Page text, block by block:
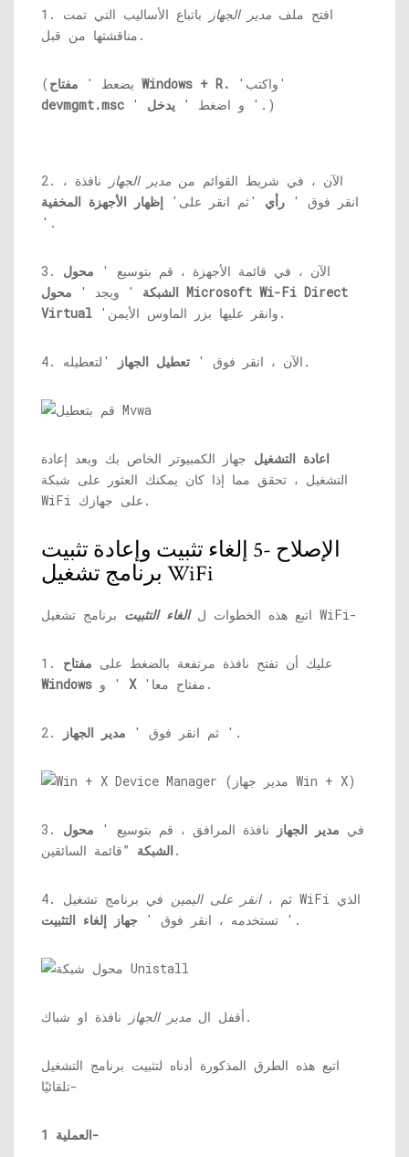
1. افتح ملف مدير الجهاز
باتباع الأساليب التي تمت
مناقشتها من قبل.
(يضعط ' مفتاح Windows + R.
'واكتب'
devmgmt.msc
' و اضغط ' يدخل '.)
2. الآن ، في شريط القوائم من مدير الجهاز
نافذة ،
انقر فوق ' رأي 'ثم انقر على' إظهار الأجهزة المخفية
'.
3. الآن ، في قائمة الأجهزة ، قم بتوسيع ' محول
الشبكة ' ويجد ' محول Microsoft Wi-Fi Direct
Virtual
'وانقر عليها بزر الماوس الأيمن.
4. الآن ، انقر فوق ' تعطيل الجهاز 'لتعطيله.
اعادة التشغيل جهاز الكمبيوتر الخاص بك وبعد إعادة
التشغيل ، تحقق مما إذا كان يمكنك العثور على شبكة
WiFi على جهازك.
الإصلاح -5 إلغاء تثبيت وإعادة تثبيت
برنامج تشغيل WiFi
اتبع هذه الخطوات لالغاء التثبيت برنامج تشغيل WiFi-
1. عليك أن تفتح نافذة مرتفعة بالضغط على مفتاح
Windows
و ' X 'مفتاح معا.
2. ثم انقر فوق ' مدير الجهاز '.
3. في مدير الجهاز نافذة المرافق ، قم بتوسيع ' محول
الشبكة ”قائمة السائقين.
4. ثم ،انقر على اليمين في برنامج تشغيل WiFi الذي
تستخدمه ، انقر فوق ' جهاز إلغاء التثبيت '.
أقفل ال مدير الجهاز نافذة او شباك.
اتبع هذه الطرق المذكورة أدناه لتثبيت برنامج التشغيل
تلقائيًا-
العملية 1-